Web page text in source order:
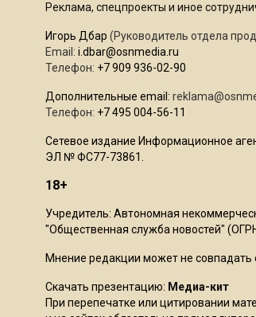
Реклама, спецпроекты и иное
Игорь Дбар (Руководитель отдела
Email: i.dbar@osnmedia.ru
Телефон: +7 909 936-02-90
Дополнительные email:
Телефон: +7 495 004-56-11
Сетевое издание Информационное
ЭЛ № ФС77-73861.
18+
Учредитель: Автономная
"Общественная служба новостей"
Мнение редакции может не совпадать
Скачать презентацию: Медиа-кит
При перепечатке или цитировании